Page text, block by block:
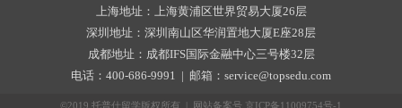
上海地址：上海黄浦区世界贸易大厦26层
深圳地址：深圳南山区华润置地大厦E座28层
成都地址：成都IFS国际金融中心三号楼32层
电话：400-686-9991 | 邮箱：service@topsedu.com
©2019 托普仕留学版权所有 | 网站备案号 京ICP备11009754号-1